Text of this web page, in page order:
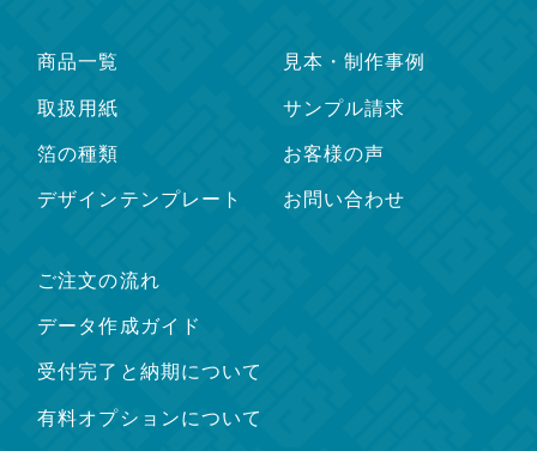
商品一覧
取扱用紙
箔の種類
デザインテンプレート
見本・制作事例
サンプル請求
お客様の声
お問い合わせ
ご注文の流れ
データ作成ガイド
受付完了と納期について
有料オプションについて